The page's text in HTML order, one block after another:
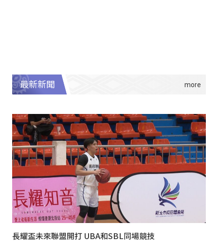
最新新聞
長耀盃未來聯盟開打 UBA和SBL同場競技